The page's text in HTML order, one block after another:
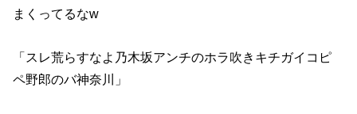
まくってるなw
「スレ荒らすなよ乃木坂アンチのホラ吹きキチガイコピ
ペ野郎のバ神奈川」